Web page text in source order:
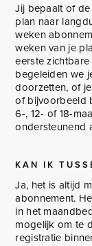
Jij bepaalt of
plan naar
weken
weken van je
eerste
begeleiden we
doorzetten, of
of bijvoorbeeld
6-, 12- of 18-
ondersteunend
KAN IK
Ja, het is altijd
abonnement.
in het
mogelijk om te
registratie